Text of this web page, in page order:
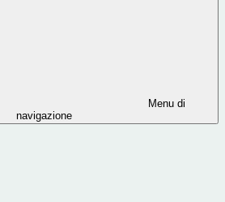
Menu di
navigazione